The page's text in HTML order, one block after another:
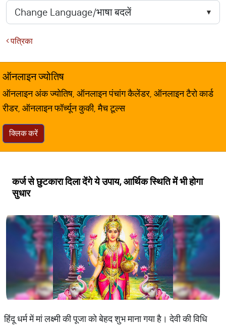
पत्रिका
ऑनलाइन ज्योतिष
ऑनलाइन अंक ज्योतिष, ऑनलाइन पंचांग कैलेंडर, ऑनलाइन टैरो कार्ड
रीडर, ऑनलाइन फॉर्च्यून कुकी, मैच टूल्स
क्लिक करें
कर्ज से छुटकारा दिला देंगे ये उपाय, आर्थिक स्थिति में भी होगा
सुधार
हिंदू धर्म में मां लक्ष्मी की पूजा को बेहद शुभ माना गया है। देवी की विधि